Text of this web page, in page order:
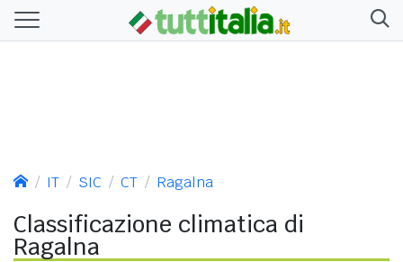
IT SIC CT Ragalna
Classificazione climatica di
Ragalna